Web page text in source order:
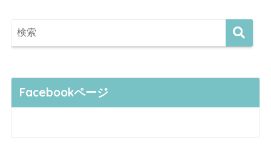
Facebookページ